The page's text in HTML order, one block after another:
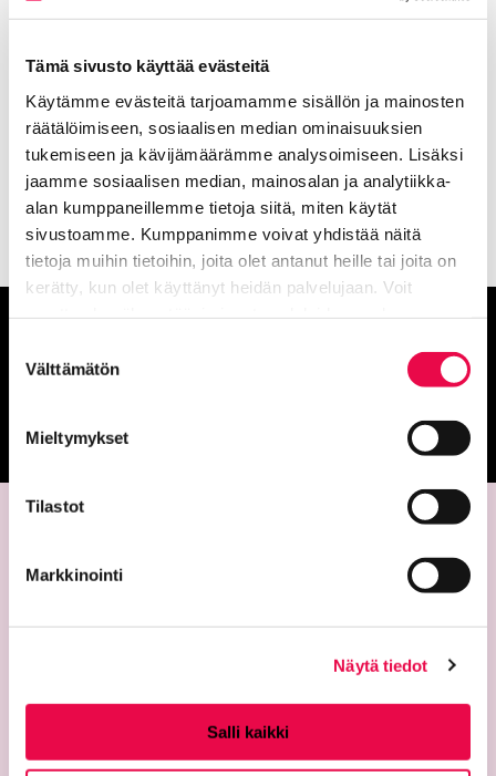
Tämä sivusto käyttää evästeitä
Käytämme evästeitä tarjoamamme sisällön ja mainosten
räätälöimiseen, sosiaalisen median ominaisuuksien
tukemiseen ja kävijämäärämme analysoimiseen. Lisäksi
jaamme sosiaalisen median, mainosalan ja analytiikka-
alan kumppaneillemme tietoja siitä, miten käytät
sivustoamme. Kumppanimme voivat yhdistää näitä
tietoja muihin tietoihin, joita olet antanut heille tai joita on
kerätty, kun olet käyttänyt heidän palvelujaan. Voit
valinta
Välttämätön
Mieltymykset
Tilastot
Markkinointi
Näytä tiedot
Salli kaikki
mukaiset ilmapallohahmot halukkaille.
Tapahtumaan on vapaa pääsy. Tervetuloa
riemuitsemaan!
Siirtyy ulkoiselle
Riihimäen kaupunginmuseo